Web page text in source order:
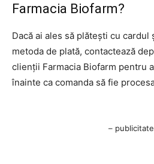
Farmacia Biofarm?
Dacă ai ales să plătești cu
metoda de plată, contactează
clienții Farmacia Biofarm pentru
înainte ca comanda să fie
–